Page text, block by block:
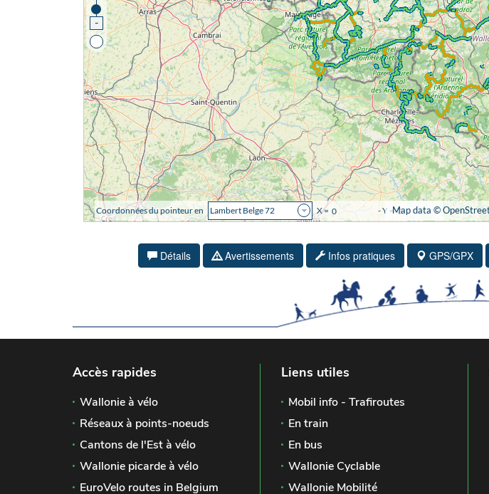
Détails Avertissements Infos pratiques GPS/GPX
Accès rapides
Wallonie à vélo
Réseaux à points-noeuds
Cantons de l'Est à vélo
Wallonie picarde à vélo
EuroVelo routes in Belgium
Liens utiles
Mobil info - Trafiroutes
En train
En bus
Wallonie Cyclable
Wallonie Mobilité